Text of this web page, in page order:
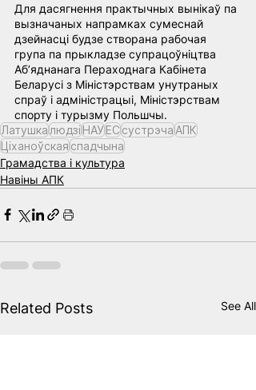
Для дасягнення практычных вынікаў па
вызначаных напрамках сумеснай
дзейнасці будзе створана рабочая
група па прыкладзе супрацоўніцтва
Аб’яднанага Пераходнага Кабінета
Беларусі з Міністэрствам унутраных
спраў і адміністрацыі, Міністэрствам
спорту і турызму Польшчы.
ЛатушкалюдзіНАУЕСсустрэчаАПК
Ціханоўскаяспадчына
Грамадства і культура
Навіны АПК
Related Posts See All